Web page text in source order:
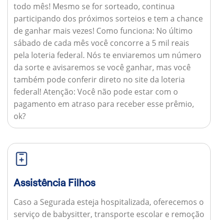
todo mês! Mesmo se for sorteado, continua
participando dos próximos sorteios e tem a chance
de ganhar mais vezes! Como funciona: No último
sábado de cada mês você concorre a 5 mil reais
pela loteria federal. Nós te enviaremos um número
da sorte e avisaremos se você ganhar, mas você
também pode conferir direto no site da loteria
federal! Atenção: Você não pode estar com o
pagamento em atraso para receber esse prêmio,
ok?
Assistência Filhos
Caso a Segurada esteja hospitalizada, oferecemos o
serviço de babysitter, transporte escolar e remoção